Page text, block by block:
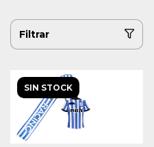
Filtrar
SIN STOCK